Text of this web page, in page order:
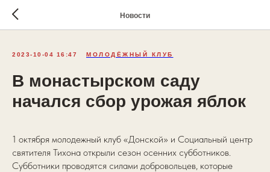
Новости
2023-10-04 16:47 МОЛОДЁЖНЫЙ КЛУБ
В монастырском саду
начался сбор урожая яблок
1 октября молодежный клуб «Донской» и Социальный центр
святителя Тихона открыли сезон осенних субботников.
Субботники проводятся силами добровольцев, которые